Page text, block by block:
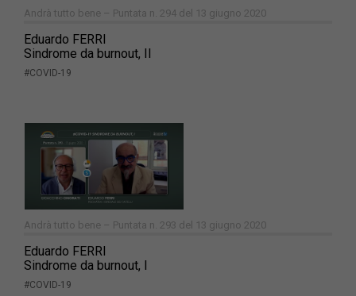
Andrà tutto bene – Puntata n. 294 del 13 giugno 2020
Eduardo FERRI
Sindrome da burnout, II
#COVID-19
Andrà tutto bene – Puntata n. 293 del 13 giugno 2020
Eduardo FERRI
Sindrome da burnout, I
#COVID-19